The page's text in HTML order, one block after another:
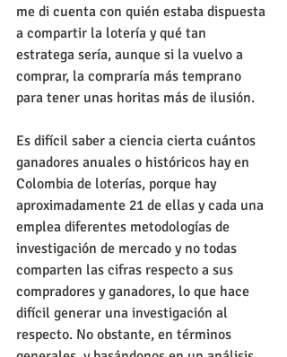
me di cuenta con quién estaba dispuesta
a compartir la lotería y qué tan
estratega sería, aunque si la vuelvo a
comprar, la compraría más temprano
para tener unas horitas más de ilusión.
Es difícil saber a ciencia cierta cuántos
ganadores anuales o históricos hay en
Colombia de loterías, porque hay
aproximadamente 21 de ellas y cada una
emplea diferentes metodologías de
investigación de mercado y no todas
comparten las cifras respecto a sus
compradores y ganadores, lo que hace
difícil generar una investigación al
respecto. No obstante, en términos